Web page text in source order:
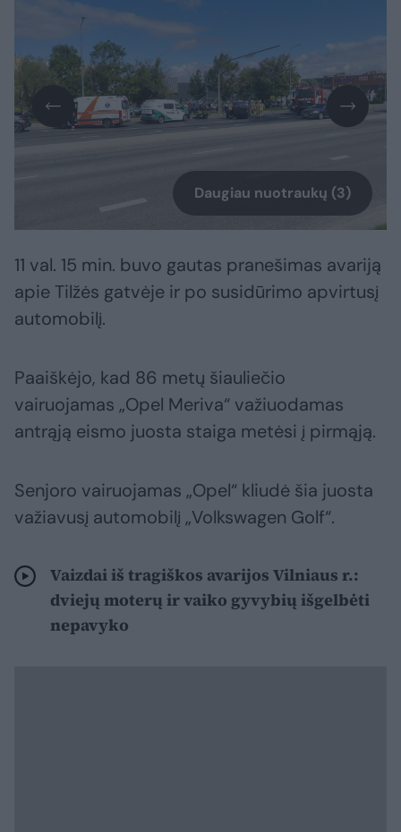
Daugiau nuotraukų (3)
11 val. 15 min. buvo gautas pranešimas avariją
apie Tilžės gatvėje ir po susidūrimo apvirtusį
automobilį.
Paaiškėjo, kad 86 metų šiauliečio
vairuojamas „Opel Meriva“ važiuodamas
antrąją eismo juosta staiga metėsi į pirmąją.
Senjoro vairuojamas „Opel“ kliudė šia juosta
važiavusį automobilį „Volkswagen Golf“.
Vaizdai iš tragiškos avarijos Vilniaus r.:
dviejų moterų ir vaiko gyvybių išgelbėti
nepavyko